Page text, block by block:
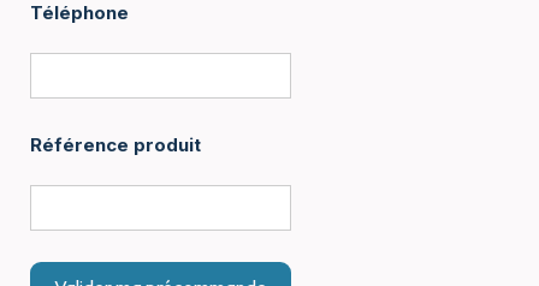
Téléphone
Référence produit